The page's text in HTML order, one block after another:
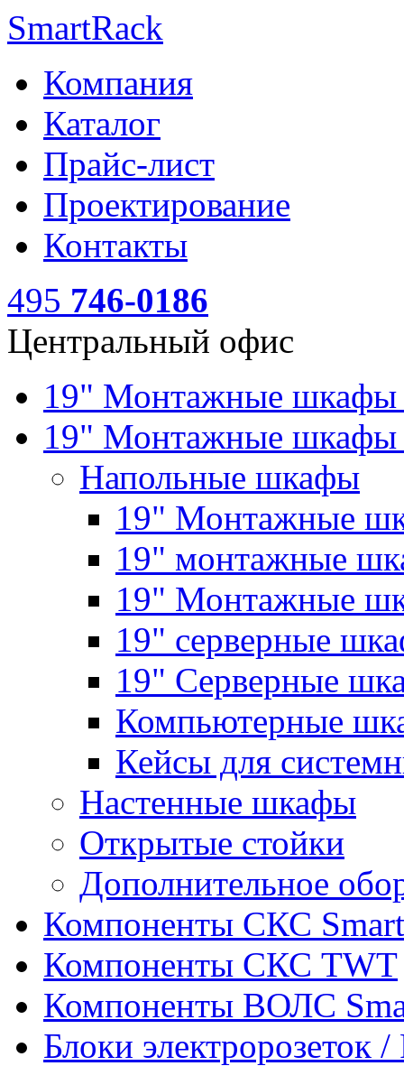
SmartRack
Компания
Каталог
Прайс-лист
Проектирование
Контакты
495 746-0186
Центральный офис
19" Монтажные
19" Монтажные шкафы
Напольные шкафы
19" Монтажные
19" монтажные
19" Монтажные
19" серверные
19" Серверные
Компьютерные
Кейсы для
Настенные шкафы
Открытые стойки
Дополнительное
Компоненты СКС
Компоненты СКС TWT
Компоненты ВОЛС
Блоки электророзеток